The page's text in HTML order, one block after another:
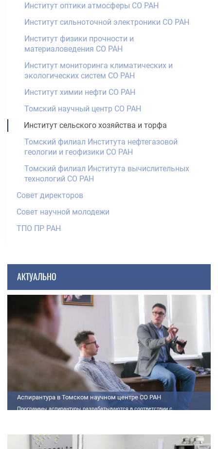
Институт оптики атмосферы СО РАН
Институт сильноточной электроники СО РАН
Институт физики прочности и
материаловедения СО РАН
Институт мониторинга климатических и
экологических систем СО РАН
Институт химии нефти СО РАН
Томский научный центр СО РАН
Институт сельского хозяйства и торфа
Томский филиал Института нефтегазовой
геологии и геофизики СО РАН
Томский филиал Института вычислительных
технологий СО РАН
Совет директоров
Совет научной молодежи
ТПО ПР РАН
АКТУАЛЬНО
Аспирантура в Томском научном центре СО РАН
Программы аспирантуры разрабатываются в соответствии с